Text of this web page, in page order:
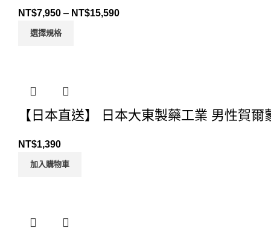
NT$7,950 – NT$15,590
選擇規格
【日本直送】 日本大東製藥工業 男性賀
NT$1,390
加入購物車